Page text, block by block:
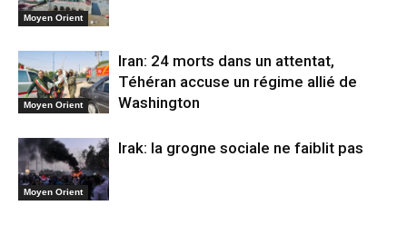
Moyen Orient
Moyen Orient
Iran: 24 morts dans un attentat,
Téhéran accuse un régime allié de
Washington
Moyen Orient
Irak: la grogne sociale ne faiblit pas